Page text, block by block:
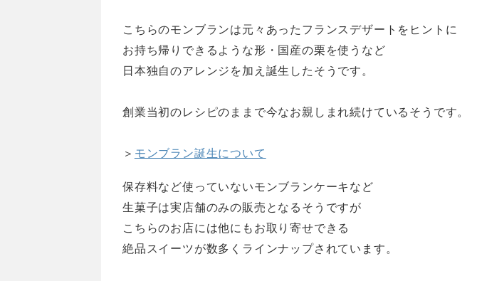
こちらのモンブランは元々あったフランスデザートをヒントに
お持ち帰りできるような形・国産の栗を使うなど
日本独自のアレンジを加え誕生したそうです。
創業当初のレシピのままで今なお親しまれ続けているそうです。
＞ モンブラン誕生について
保存料など使っていないモンブランケーキなど
生菓子は実店舗のみの販売となるそうですが
こちらのお店には他にもお取り寄せできる
絶品スイーツが数多くラインナップされています。